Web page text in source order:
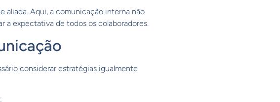
aliada. Aqui, a comunicação interna não
a expectativa de todos os colaboradores.
considerar estratégias igualmente